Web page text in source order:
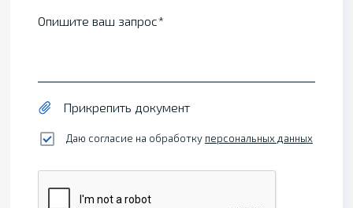
Опишите ваш запрос
Прикрепить документ
Даю согласие на обработку персональных данных